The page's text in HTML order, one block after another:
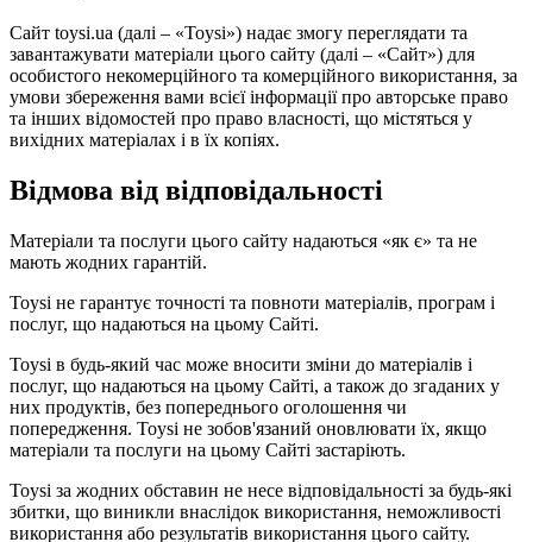
Сайт toysi.ua (далі – «Toysi») надає змогу переглядати та
завантажувати матеріали цього сайту (далі – «Сайт») для
особистого некомерційного та комерційного використання, за
умови збереження вами всієї інформації про авторське право
та інших відомостей про право власності, що містяться у
вихідних матеріалах і в їх копіях.
Відмова від відповідальності
Матеріали та послуги цього сайту надаються «як є» та не
мають жодних гарантій.
Toysi не гарантує точності та повноти матеріалів, програм і
послуг, що надаються на цьому Сайті.
Toysi в будь-який час може вносити зміни до матеріалів і
послуг, що надаються на цьому Сайті, а також до згаданих у
них продуктів, без попереднього оголошення чи
попередження. Toysi не зобов'язаний оновлювати їх, якщо
матеріали та послуги на цьому Сайті застаріють.
Toysi за жодних обставин не несе відповідальності за будь-які
збитки, що виникли внаслідок використання, неможливості
використання або результатів використання цього сайту.